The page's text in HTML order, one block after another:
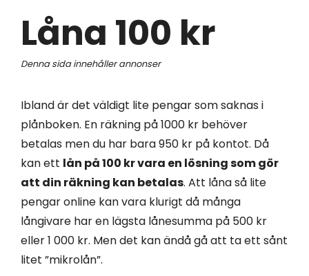
Låna 100 kr
Denna sida innehåller annonser
Ibland är det väldigt lite pengar som saknas i
plånboken. En räkning på 1000 kr behöver
betalas men du har bara 950 kr på kontot. Då
kan ett lån på 100 kr vara en lösning som gör
att din räkning kan betalas. Att låna så lite
pengar online kan vara klurigt då många
långivare har en lägsta lånesumma på 500 kr
eller 1 000 kr. Men det kan ändå gå att ta ett sånt
litet ”mikrolån”.